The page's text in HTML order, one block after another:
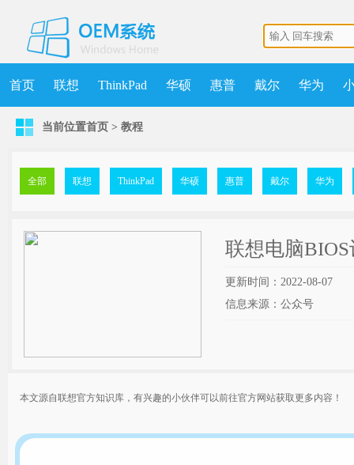
首页 联想 ThinkPad 华硕 惠普 戴尔 华为
机械师 MSDN 清华同方
当前位置首页 > 教程
全部 联想 ThinkPad 华硕 惠普 戴尔 华为
联想电脑
更新时间：2022-08-07
信息来源：公众号
本文源自联想官方知识库，有兴趣的小伙伴可以前往官方网站获取更多内容！